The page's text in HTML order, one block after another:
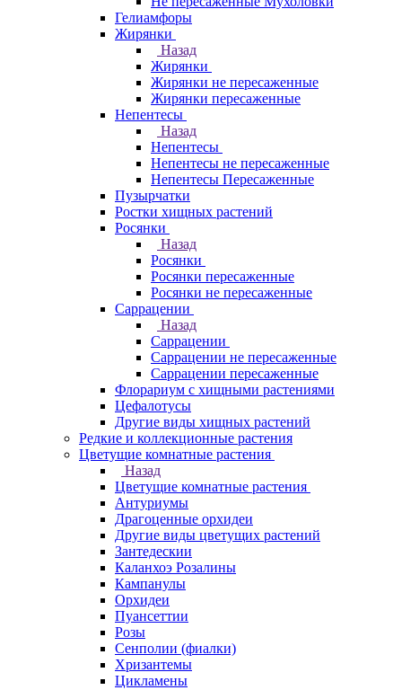
Гелиамфоры
Жирянки
Назад
Жирянки
Жирянки не пересаженные
Жирянки пересаженные
Непентесы
Назад
Непентесы
Непентесы не пересаженные
Непентесы Пересаженные
Пузырчатки
Ростки хищных растений
Росянки
Назад
Росянки
Росянки пересаженные
Росянки не пересаженные
Саррацении
Назад
Саррацении
Саррацении не пересаженные
Саррацении пересаженные
Флорариум с хищными растениями
Цефалотусы
Другие виды хищных растений
Редкие и коллекционные растения
Цветущие комнатные растения
Назад
Цветущие комнатные растения
Антуриумы
Драгоценные орхидеи
Другие виды цветущих растений
Зантедескии
Каланхоэ Розалины
Кампанулы
Орхидеи
Пуансеттии
Розы
Сенполии (фиалки)
Хризантемы
Цикламены